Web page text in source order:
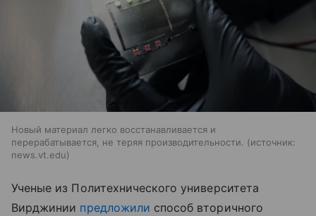
Новый материал легко восстанавливается и
перерабатывается, не теряя производительности.
источник:
news.vt.edu
Ученые из Политехнического университета
Вирджинии предложили способ вторичного